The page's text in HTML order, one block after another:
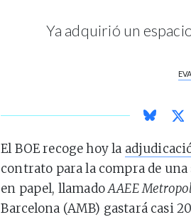
Ya adquirió un
El BOE recoge hoy la
contrato para la compra de
en papel, llamadoAAEE
Barcelona (AMB) gastará casi